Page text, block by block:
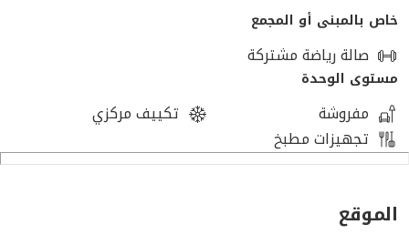
خاص بالمبنى أو المجمع
صالة رياضة مشتركة
مستوى الوحدة
مفروشة
تكييف مركزي
تجهيزات مطبخ
الموقع